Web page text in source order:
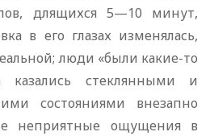
длящихся 5—10 минут,
в его глазах изменялась,
люди «были какие-то
стеклянными и
состояниями внезапно
неприятные ощущения в